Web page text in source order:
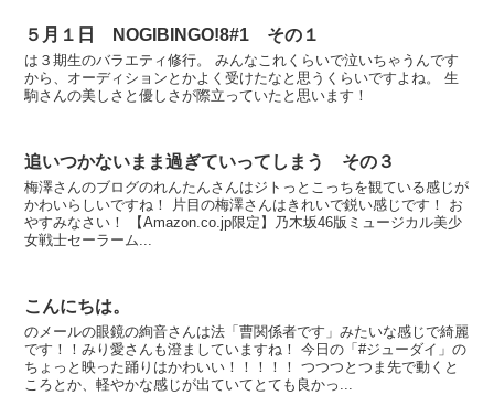
５月１日 NOGIBINGO!8#1 その１
は３期生のバラエティ修行。 みんなこれくらいで泣いちゃうんです
から、オーディションとかよく受けたなと思うくらいですよね。 生
駒さんの美しさと優しさが際立っていたと思います！
追いつかないまま過ぎていってしまう その３
梅澤さんのブログのれんたんさんはジトっとこっちを観ている感じが
かわいらしいですね！ 片目の梅澤さんはきれいで鋭い感じです！ お
やすみなさい！ 【Amazon.co.jp限定】乃木坂46版ミュージカル美少
女戦士セーラーム...
こんにちは。
のメールの眼鏡の絢音さんは法「曹関係者です」みたいな感じで綺麗
です！！みり愛さんも澄ましていますね！ 今日の「#ジューダイ」の
ちょっと映った踊りはかわいい！！！！！ つつつとつま先で動くと
ころとか、軽やかな感じが出ていてとても良かっ...